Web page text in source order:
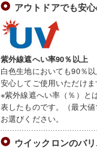
アウトドアでも安
紫外線遮へい率90％以上
白色生地においても90％
安心してご使用いただけま
※紫外線遮へい率（％）と
表したものです。（最大
お選びください。
ウイックロンのバ